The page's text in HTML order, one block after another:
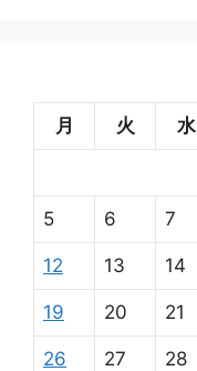
月
火 水
5 6 7
12 13 14
19 20 21
26 27 28